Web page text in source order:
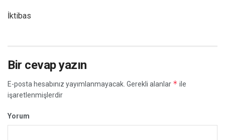
İktibas
Bir cevap yazın
E-posta hesabınız yayımlanmayacak. Gerekli alanlar * ile
işaretlenmişlerdir
Yorum